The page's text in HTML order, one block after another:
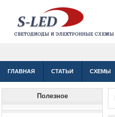
ГЛАВНАЯ СТАТЬИ СХЕМЫ
Полезное